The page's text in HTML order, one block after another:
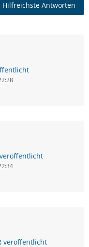
Hilfreichste Antworten
veröffentlicht